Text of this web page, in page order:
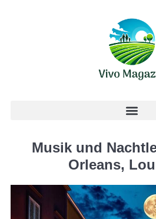
Musik und
Orleans,